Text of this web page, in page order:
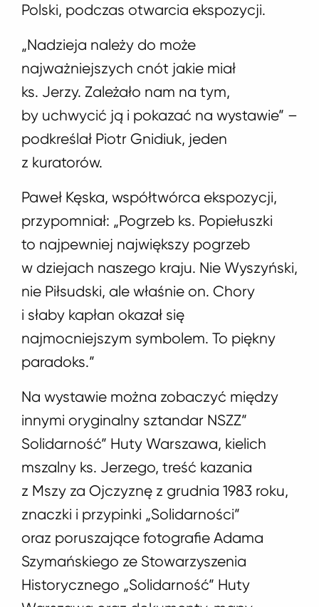
Polski, podczas otwarcia ekspozycji.
„Nadzieja należy do może
najważniejszych cnót jakie miał
ks. Jerzy. Zależało nam na tym,
by uchwycić ją i pokazać na wystawie” –
podkreślał Piotr Gnidiuk, jeden
z kuratorów.
Paweł Kęska, współtwórca ekspozycji,
przypomniał: „Pogrzeb ks. Popiełuszki
to najpewniej największy pogrzeb
w dziejach naszego kraju. Nie Wyszyński,
nie Piłsudski, ale właśnie on. Chory
i słaby kapłan okazał się
najmocniejszym symbolem. To piękny
paradoks.”
Na wystawie można zobaczyć między
innymi oryginalny sztandar NSZZ”
Solidarność” Huty Warszawa, kielich
mszalny ks. Jerzego, treść kazania
z Mszy za Ojczyznę z grudnia 1983 roku,
znaczki i przypinki „Solidarności”
oraz poruszające fotografie Adama
Szymańskiego ze Stowarzyszenia
Historycznego „Solidarność” Huty